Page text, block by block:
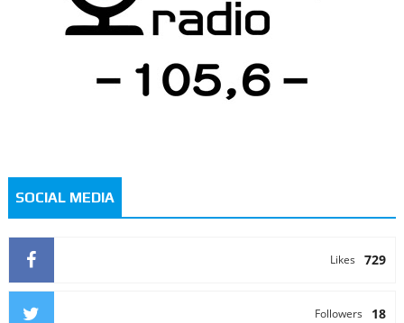
SOCIAL MEDIA
729
Likes
18
Followers